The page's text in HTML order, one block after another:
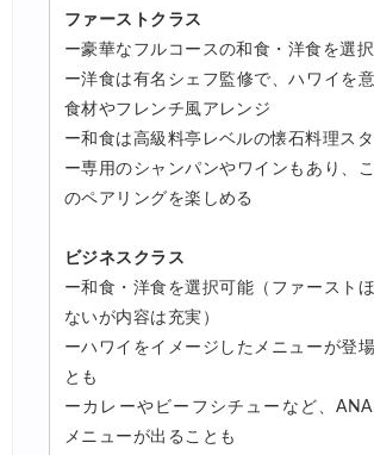
ファーストクラス
ー豪華なフルコースの和食・洋食を選
ー洋食は有名シェフ監修で、ハワイを
食材やフレンチ風アレンジ
ー和食は高級料亭レベルの懐石料理ス
ー専用のシャンパンやワインもあり、
のペアリングを楽しめる
ビジネスクラス
ー和食・洋食を選択可能（ファースト
ないが内容は充実）
ーハワイをイメージしたメニューが登
とも
ーカレーやビーフシチューなど、
メニューが出ることも